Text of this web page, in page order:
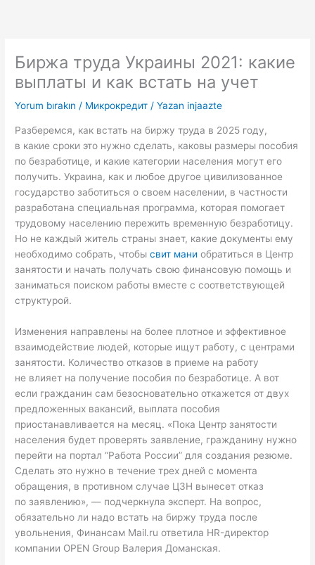
Биржа труда Украины 2021: какие
выплаты и как встать на учет
Yorum bırakın / Микрокредит / Yazan injaazte
Разберемся, как встать на биржу труда в 2025 году,
в какие сроки это нужно сделать, каковы размеры пособия
по безработице, и какие категории населения могут его
получить. Украина, как и любое другое цивилизованное
государство заботиться о своем населении, в частности
разработана специальная программа, которая помогает
трудовому населению пережить временную безработицу.
Но не каждый житель страны знает, какие документы ему
необходимо собрать, чтобысвит мани обратиться в Центр
занятости и начать получать свою финансовую помощь и
заниматься поиском работы вместе с соответствующей
структурой.
Изменения направлены на более плотное и эффективное
взаимодействие людей, которые ищут работу, с центрами
занятости. Количество отказов в приеме на работу
не влияет на получение пособия по безработице. А вот
если гражданин сам безосновательно откажется от двух
предложенных вакансий, выплата пособия
приостанавливается на месяц. «Пока Центр занятости
населения будет проверять заявление, гражданину нужно
перейти на портал “Работа России” для создания резюме.
Сделать это нужно в течение трех дней с момента
обращения, в противном случае ЦЗН вынесет отказ
по заявлению», — подчеркнула эксперт. На вопрос,
обязательно ли надо встать на биржу труда после
увольнения, Финансам Mail.ru ответила HR-директор
компании OPEN Group Валерия Доманская.